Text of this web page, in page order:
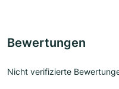
Bewertungen
Nicht verifizierte